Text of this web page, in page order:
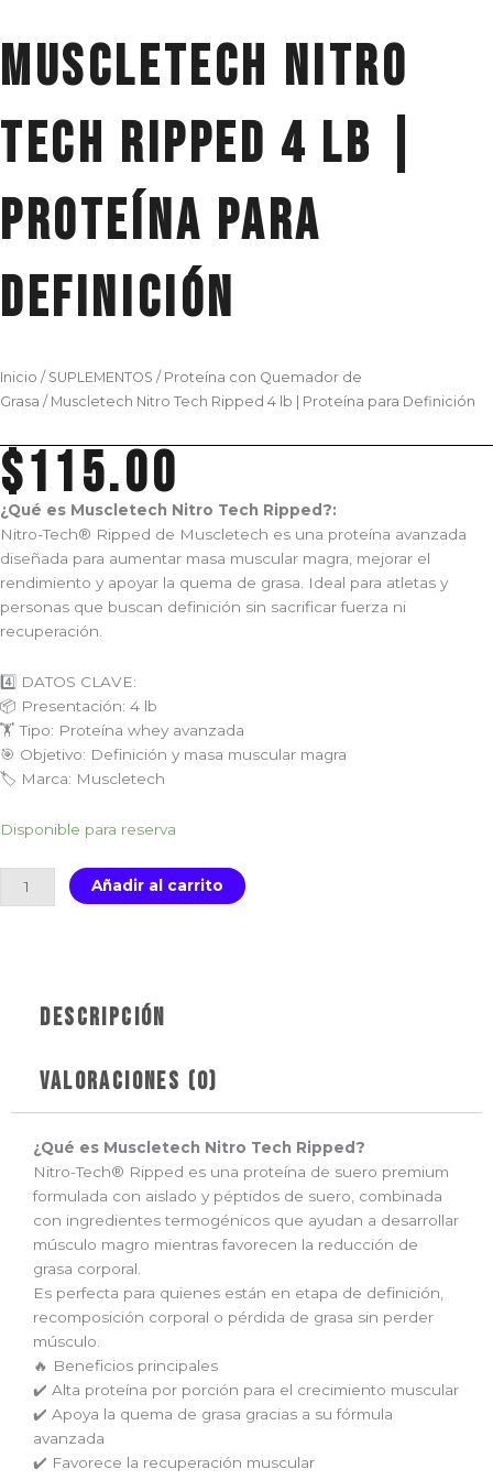
Muscletech Nitro
Tech Ripped 4 lb |
Proteína para
Definición
Inicio / SUPLEMENTOS / Proteína con Quemador de
Grasa / Muscletech Nitro Tech Ripped 4 lb | Proteína para Definición
$115.00
¿Qué es Muscletech Nitro Tech Ripped?:
Nitro-Tech® Ripped de Muscletech es una proteína avanzada
diseñada para aumentar masa muscular magra, mejorar el
rendimiento y apoyar la quema de grasa. Ideal para atletas y
personas que buscan definición sin sacrificar fuerza ni
recuperación.
4️⃣ DATOS CLAVE:
📦 Presentación: 4 lb
🏋️ Tipo: Proteína whey avanzada
🎯 Objetivo: Definición y masa muscular magra
🏷️ Marca: Muscletech
Disponible para reserva
Muscletech
cantidad
Añadir al carrito
Descripción
Valoraciones (0)
¿Qué es Muscletech Nitro Tech Ripped?
Nitro-Tech® Ripped es una proteína de suero premium
formulada con aislado y péptidos de suero, combinada
con ingredientes termogénicos que ayudan a desarrollar
músculo magro mientras favorecen la reducción de
grasa corporal.
Es perfecta para quienes están en etapa de definición,
recomposición corporal o pérdida de grasa sin perder
músculo.
🔥 Beneficios principales
✔️ Alta proteína por porción para el crecimiento muscular
✔️ Apoya la quema de grasa gracias a su fórmula
avanzada
✔️ Favorece la recuperación muscular